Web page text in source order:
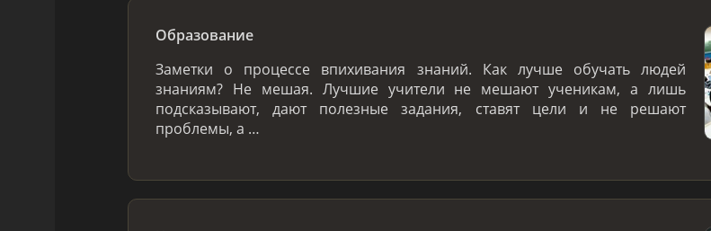
Образование
Заметки о процессе впихивания знаний. Как лучше обучать людей
знаниям? Не мешая. Лучшие учители не мешают ученикам, а лишь
подсказывают, дают полезные задания, ставят цели и не решают
проблемы, а …